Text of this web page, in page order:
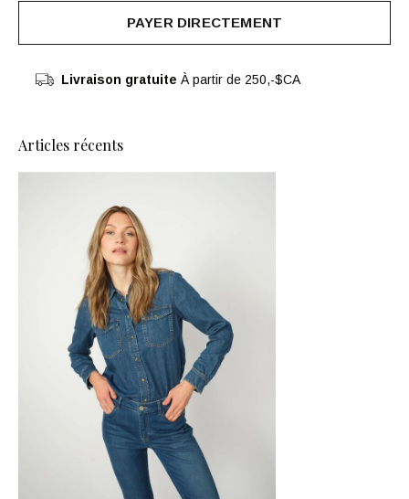
PAYER DIRECTEMENT
Livraison gratuite À partir de 250,-$CA
Articles récents